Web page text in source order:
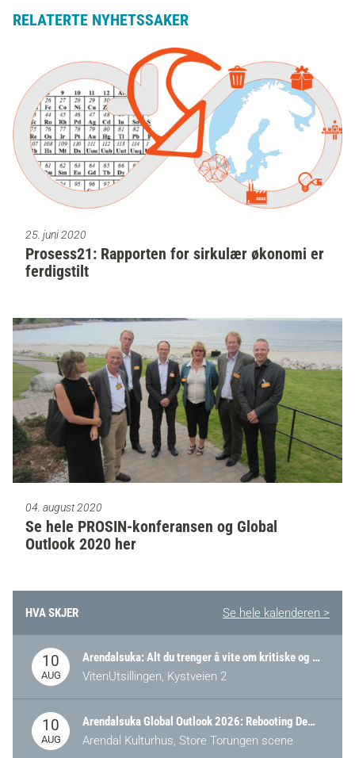
RELATERTE NYHETSSAKER
25. juni 2020
Prosess21: Rapporten for sirkulær økonomi er
ferdigstilt
04. august 2020
Se hele PROSIN-konferansen og Global
Outlook 2020 her
HVA SKJER Se hele kalenderen >
10
AUG
Arendalsuka: Alt du trenger å vite om kritiske og strategiske verdikjeder i Norge
VitenUtsillingen, Kystveien 2
10
AUG
Arendalsuka Global Outlook 2026: Rebooting Democracy for a New World Order
Arendal Kulturhus, Store Torungen scene